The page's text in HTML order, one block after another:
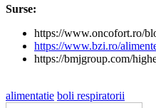
Surse:
https://www.oncofort.ro/
https://www.bzi.ro/
https://bmjgroup.com/
alimentatie boli respiratorii